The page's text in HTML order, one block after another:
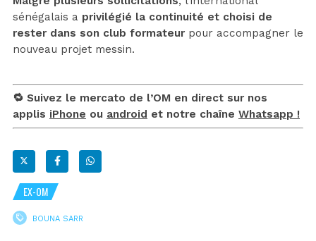
sénégalais a privilégié la continuité et choisi de
rester dans son club formateur pour accompagner le
nouveau projet messin.
🔁 Suivez le mercato de l’OM en direct sur nos
applis iPhone ou android et notre chaîne Whatsapp !
EX-OM
BOUNA SARR